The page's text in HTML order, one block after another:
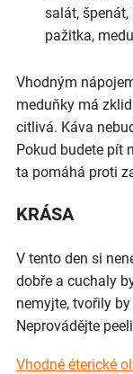
salát, špenát,
pažitka,
Vhodným
meduňky má
citlivá. Káva
Pokud budete pít
ta pomáhá proti
KRÁSA
V tento den si
dobře a cuchaly
nemyjte, tvořily
Neprovádějte
Vhodné éterické